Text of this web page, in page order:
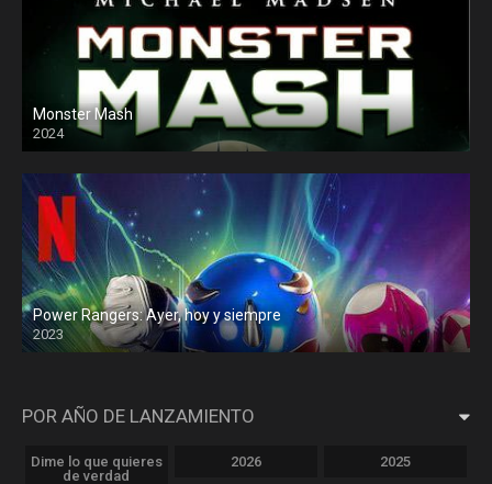
Monster Mash
2024
Power Rangers: Ayer, hoy y siempre
2023
POR AÑO DE LANZAMIENTO
Dime lo que quieres
de verdad
2026 2025